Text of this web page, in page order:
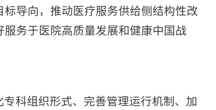
导向，推动医疗服务供给侧结构性改
务于医院高质量发展和健康中国战
科组织形式、完善管理运行机制、加